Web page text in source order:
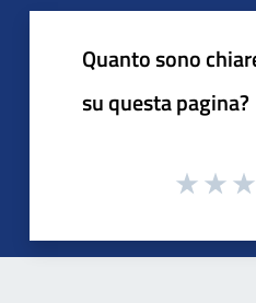
Quanto sono
su questa pagina?